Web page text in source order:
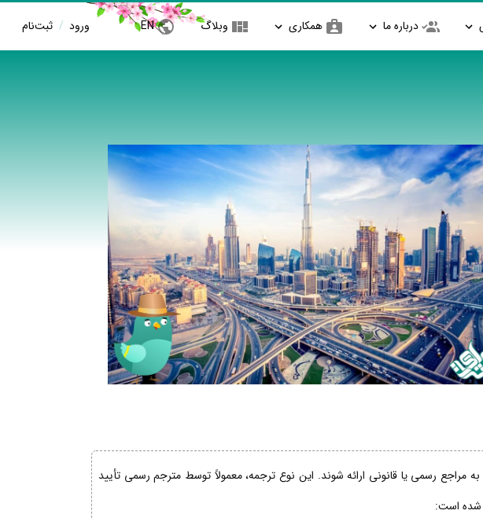
درباره ما همکاری وبلاگ EN ورود / ثبت‌نام
مراجع رسمی یا قانونی ارائه شوند. این نوع ترجمه، معمولاً توسط مترجم رسمی تأیید
شده است: